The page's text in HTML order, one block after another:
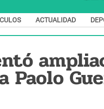
ACTUALIDAD
Paolo